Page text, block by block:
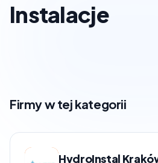
Instalacje
Firmy w tej kategorii